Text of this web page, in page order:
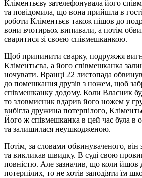
Кліментьєву зателефонувала його
та повідомила, що вона прийшла в
роботи Кліментьєв також пішов до
вони вчотирьох випивали, а потім
сваритися зі своєю співмешканкою.
Щоб припинити сварку, подружжя
Кліментьєва, а його співмешканка
ночувати. Вранці 22 листопада
до помешкання друзів з ножем, щоб
співмешканку додому. Коли Власник
то зловмисник вдарив його ножем у
вибігла дружина потерпілого,
Його ж співмешканка в цей час була в
та залишилася неушкодженою.
Потім, за словами обвинуваченого, він
та викликав швидку. В суді свою
повністю. Але зазначив, що коли
потерпілих, то не хотів заподіяти їм